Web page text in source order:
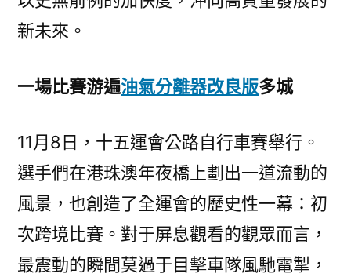
自
屆
國
動
會
的
報
道〉
新未來。
一場比賽游遍油氣分離器改良版多城
11月8日，十五運會公路自行車賽舉行。
選手們在港珠澳年夜橋上劃出一道流動的
風景，也創造了全運會的歷史性一幕：初
次跨境比賽。對于屏息觀看的觀眾而言，
最震動的瞬間莫過于目擊車隊風馳電掣，